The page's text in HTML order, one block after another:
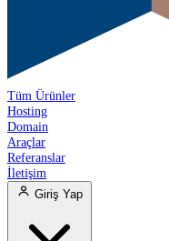
Tüm Ürünler
Hosting
Domain
Araçlar
Referanslar
İletişim
Giriş Yap